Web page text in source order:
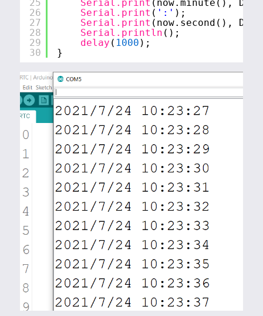
25
26
27
28
29
30
Serial.print (now.minute(),
Serial.print ( ':' );
Serial.print (now.second(),
Serial.println ();
delay ( 1000 );
}